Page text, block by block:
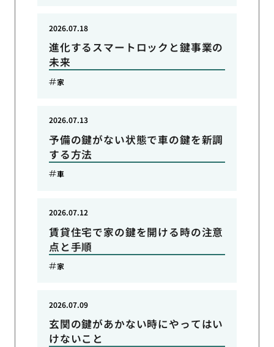
進化するスマートロックと鍵事業の
未来
2026.07.18
家
予備の鍵がない状態で車の鍵を新調
する方法
2026.07.13
車
賃貸住宅で家の鍵を開ける時の注意
点と手順
2026.07.12
家
玄関の鍵があかない時にやってはい
けないこと
2026.07.09